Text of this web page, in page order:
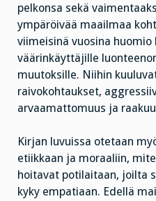
pelkonsa sekä
ympäröivää maailmaa
viimeisinä vuosina
väärinkäyttäjille
muutoksille. Niihin
raivokohtaukset,
arvaamattomuus ja
Kirjan luvuissa otetaan
etiikkaan ja moraaliin,
hoitavat potilaitaan, joilta
kyky empatiaan. Edellä